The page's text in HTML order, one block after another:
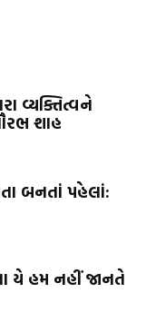
વ્યક્તિત્વને
શાહ
બનતાં પહેલાં:
યે હમ નહીં જાનતે